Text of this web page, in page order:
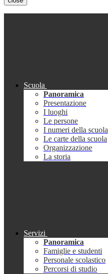
Scuola
Panoramica
Presentazione
I luoghi
Le persone
I numeri della scuola
Le carte della scuola
Organizzazione
La storia
Servizi
Panoramica
Famiglie e studenti
Personale scolastico
Percorsi di studio